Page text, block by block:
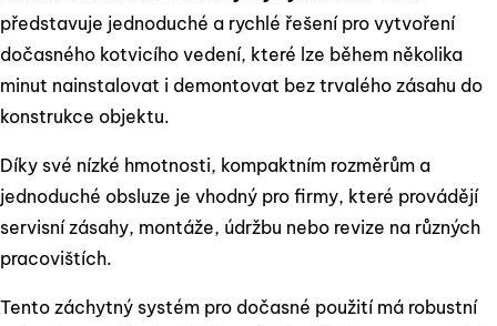
představuje jednoduché a rychlé řešení pro vytvoření
dočasného kotvicího vedení, které lze během několika
minut nainstalovat i demontovat bez trvalého zásahu do
konstrukce objektu.
Díky své nízké hmotnosti, kompaktním rozměrům a
jednoduché obsluze je vhodný pro firmy, které provádějí
servisní zásahy, montáže, údržbu nebo revize na různých
pracovištích.
Tento záchytný systém pro dočasné použití má robustní